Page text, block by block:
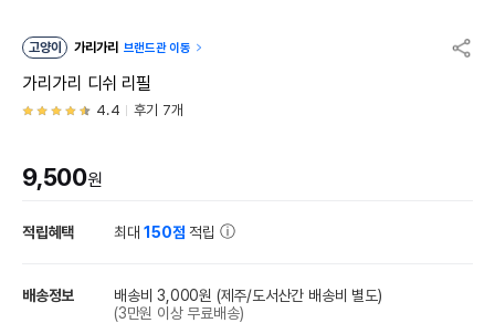
고양이 가리가리 브랜드관 이동
가리가리 디쉬 리필
4.4 후기 7개
9,500원
적립혜택 최대150점 적립
배송정보 배송비 3,000원 (제주/도서산간 배송비 별도)
(3만원 이상 무료배송)